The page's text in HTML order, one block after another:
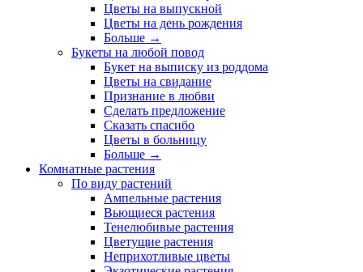
Цветы на выпускной
Цветы на день рождения
Больше →
Букеты на любой повод
Букет на выписку из роддома
Цветы на свидание
Признание в любви
Сделать предложение
Сказать спасибо
Цветы в больницу
Больше →
Комнатные растения
По виду растений
Ампельные растения
Вьющиеся растения
Тенелюбивые растения
Цветущие растения
Неприхотливые цветы